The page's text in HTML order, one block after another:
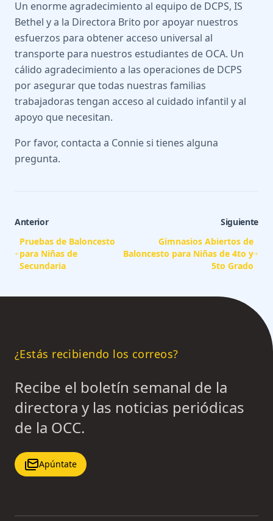
Un enorme agradecimiento al equipo de DCPS, IS
Bethel y a la Directora Brito por apoyar nuestros
esfuerzos para obtener acceso universal al
transporte para nuestros estudiantes de OCA. Un
cálido agradecimiento a las operaciones de DCPS
por asegurar que todas nuestras familias
trabajadoras tengan acceso al cuidado infantil y al
apoyo que necesitan.
Por favor, contacta a Connie si tienes alguna
pregunta.
Anterior
Pruebas de Baloncesto
para Niñas de
Secundaria
Siguiente
Gimnasios Abiertos de
Baloncesto para Niñas de 4to y
5to Grado
¿Estás recibiendo los correos?
Recibe el boletín semanal de la
directora y las noticias periódicas
de la OCC.
Apúntate